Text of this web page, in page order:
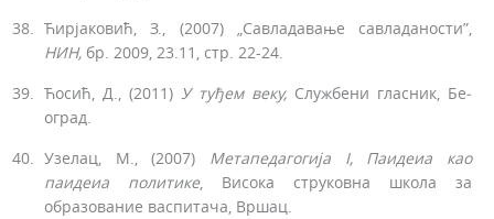
Ћирјаковић, З., (2007) „Савладавање савладаности”,
НИН, бр. 2009, 23.11, стр. 22-24.
Ћосић, Д., (2011) У туђем веку, Службени гласник, Бе­
оград.
Узелац, М., (2007) Метапедагогија I, Паидеиа као
паидеиа политике, Висока струковна школа за
образова­ние васпитача, Вршац.